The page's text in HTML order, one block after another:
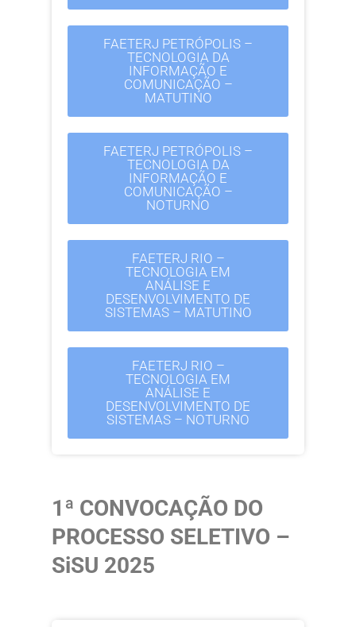
FAETERJ PETRÓPOLIS –
TECNOLOGIA DA
INFORMAÇÃO E
COMUNICAÇÃO –
MATUTINO
FAETERJ PETRÓPOLIS –
TECNOLOGIA DA
INFORMAÇÃO E
COMUNICAÇÃO –
NOTURNO
FAETERJ RIO –
TECNOLOGIA EM
ANÁLISE E
DESENVOLVIMENTO DE
SISTEMAS – MATUTINO
FAETERJ RIO –
TECNOLOGIA EM
ANÁLISE E
DESENVOLVIMENTO DE
SISTEMAS – NOTURNO
1ª CONVOCAÇÃO DO
PROCESSO SELETIVO –
SiSU 2025